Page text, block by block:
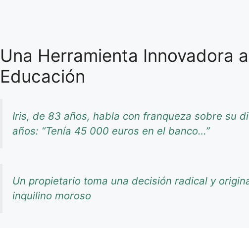
Una Herramienta Innovadora
Educación
Iris, de 83 años, habla con franqueza sobre su
años: “Tenía 45 000 euros en el banco…”
Un propietario toma una decisión radical y
inquilino moroso